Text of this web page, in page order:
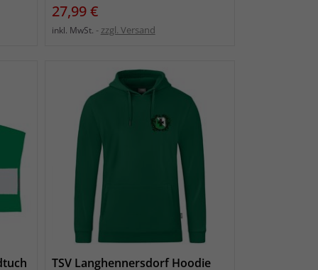
Preis
27,99 €
inkl. MwSt. zzgl. Versand
TSV Langhennersdorf Hoodie